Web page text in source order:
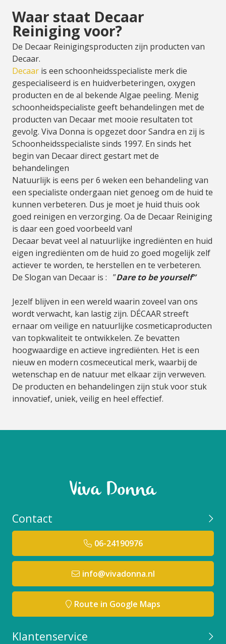
Waar staat Decaar
Reiniging voor?
De Decaar Reinigingsproducten zijn producten van
Decaar.
Decaar is een schoonheidsspecialiste merk die
gespecialiseerd is en huidverbeteringen, oxygen
producten en de al bekende Algae peeling. Menig
schoonheidspecialiste geeft behandelingen met de
producten van Decaar met mooie resultaten tot
gevolg. Viva Donna is opgezet door Sandra en zij is
Schoonheidsspecialiste sinds 1997. En sinds het
begin van Decaar direct gestart met de
behandelingen
Natuurlijk is eens per 6 weken een behandeling van
een specialiste ondergaan niet genoeg om de huid te
kunnen verbeteren. Dus je moet je huid thuis ook
goed reinigen en verzorging. Oa de Decaar Reiniging
is daar een goed voorbeeld van!
Decaar bevat veel al natuurlijke ingrediënten en huid
eigen ingrediënten om de huid zo goed mogelijk zelf
actiever te worden, te herstellen en te verbeteren.
De Slogan van Decaar is : ”Dare to be yourself”
Jezelf blijven in een wereld waarin zoveel van ons
wordt verwacht, kan lastig zijn. DÉCAAR streeft
ernaar om veilige en natuurlijke cosmeticaproducten
van topkwaliteit te ontwikkelen. Ze bevatten
hoogwaardige en actieve ingrediënten. Het is een
nieuw en modern cosmeceutical merk, waarbij de
wetenschap en de natuur met elkaar zijn verweven.
De producten en behandelingen zijn stuk voor stuk
innovatief, uniek, veilig en heel effectief.
Contact
06-24190976
info@vivadonna.nl
Route in Google Maps
Klantenservice